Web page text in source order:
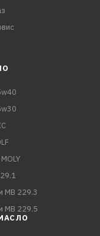
MB 229.3
MB 229.5